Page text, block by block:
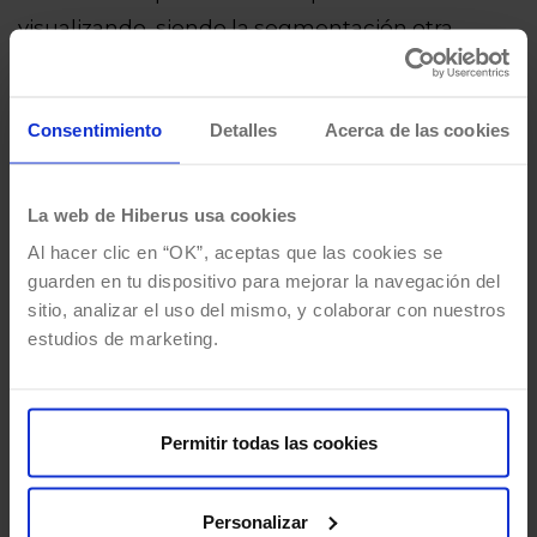
Consentimiento Detalles Acerca de las cookies
La web de Hiberus usa cookies
Al hacer clic en “OK”, aceptas que las cookies se
guarden en tu dispositivo para mejorar la navegación del
sitio, analizar el uso del mismo, y colaborar con nuestros
estudios de marketing.
Permitir todas las cookies
Personalizar
visualizando, siendo la segmentación otra
En CYCLICA se ofrece a los clientes un
seguimiento continuo del estado de los
productos, notificando si uno de sus favoritos
ha reducido su precio o ha sido vendido, o si hay